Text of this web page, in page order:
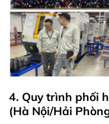
4. Quy trình phối
(Hà Nội/Hải